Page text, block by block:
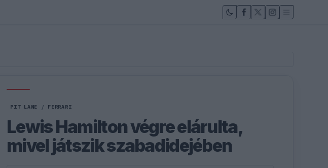
PIT LANE / FERRARI
Lewis Hamilton végre elárulta,
mivel játszik szabadidejében